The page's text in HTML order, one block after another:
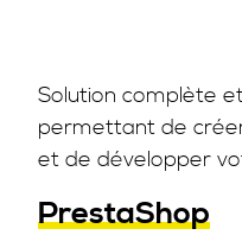
Solution complète
permettant de
et de développer
PrestaShop